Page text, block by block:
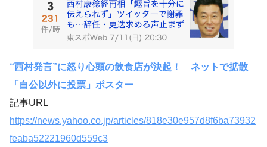
“西村発言”に怒り心頭の飲食店が決起！ ネットで拡散
「自公以外に投票」ポスター
記事URL
https://news.yahoo.co.jp/articles/818e30e957d8f6ba73932
feaba52221960d559c3